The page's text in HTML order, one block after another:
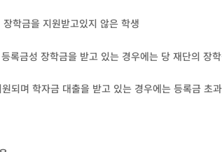
학금을 지원받고있지 않은 학생
록금성 장학금을 받고 있는 경우에는 당 재단의 장
되며 학자금 대출을 받고 있는 경우에는 등록금 초